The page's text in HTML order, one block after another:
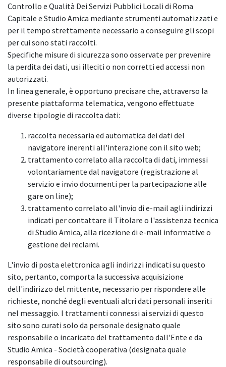
Controllo e Qualità Dei Servizi Pubblici Locali di Roma
Capitale e Studio Amica mediante strumenti automatizzati e
per il tempo strettamente necessario a conseguire gli scopi
per cui sono stati raccolti.
Specifiche misure di sicurezza sono osservate per prevenire
la perdita dei dati, usi illeciti o non corretti ed accessi non
autorizzati.
In linea generale, è opportuno precisare che, attraverso la
presente piattaforma telematica, vengono effettuate
diverse tipologie di raccolta dati:
raccolta necessaria ed automatica dei dati del
navigatore inerenti all'interazione con il sito web;
trattamento correlato alla raccolta di dati, immessi
volontariamente dal navigatore (registrazione al
servizio e invio documenti per la partecipazione alle
gare on line);
trattamento correlato all'invio di e-mail agli indirizzi
indicati per contattare il Titolare o l'assistenza tecnica
di Studio Amica, alla ricezione di e-mail informative o
gestione dei reclami.
L'invio di posta elettronica agli indirizzi indicati su questo
sito, pertanto, comporta la successiva acquisizione
dell'indirizzo del mittente, necessario per rispondere alle
richieste, nonché degli eventuali altri dati personali inseriti
nel messaggio. I trattamenti connessi ai servizi di questo
sito sono curati solo da personale designato quale
responsabile o incaricato del trattamento dall'Ente e da
Studio Amica - Società cooperativa (designata quale
responsabile di outsourcing).